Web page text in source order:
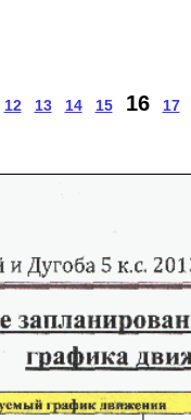
12 13 14 15 16 17